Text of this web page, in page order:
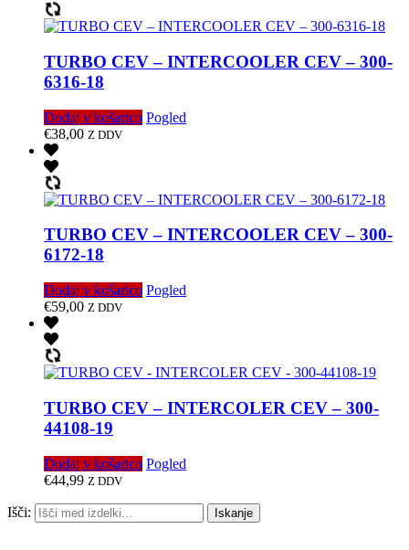
TURBO CEV – INTERCOOLER CEV – 300-
6316-18
Dodaj v košarico Pogled
€38,00 Z DDV
TURBO CEV – INTERCOOLER CEV – 300-
6172-18
Dodaj v košarico Pogled
€59,00 Z DDV
TURBO CEV – INTERCOLER CEV – 300-
44108-19
Dodaj v košarico Pogled
€44,99 Z DDV
Išči: Iskanje